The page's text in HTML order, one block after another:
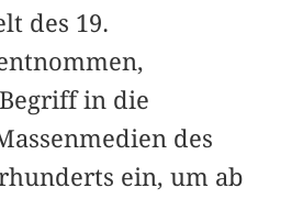
des 19.
in die
des
ein, um ab